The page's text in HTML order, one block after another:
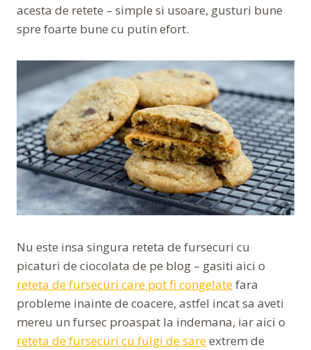
acesta de retete – simple si usoare, gusturi bune
spre foarte bune cu putin efort.
Nu este insa singura reteta de fursecuri cu
picaturi de ciocolata de pe blog – gasiti aici o
reteta de fursecuri care pot fi congelatefara
probleme inainte de coacere, astfel incat sa aveti
mereu un fursec proaspat la indemana, iar aici o
reteta de fursecuri cu fulgi de sareextrem de